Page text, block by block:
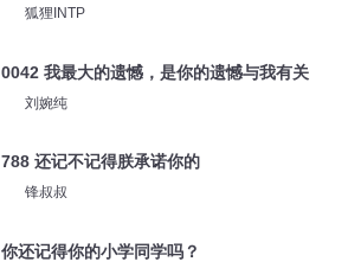
狐狸INTP
0042 我最大的遗憾，是你的遗憾与我有关
刘婉纯
788 还记不记得朕承诺你的
锋叔叔
你还记得你的小学同学吗？